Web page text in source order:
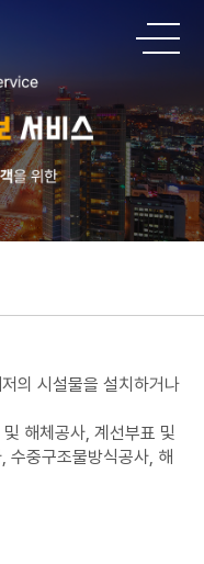
의 시설물을 설치하거나
해체공사, 계선부표 및
수중구조물방식공사, 해